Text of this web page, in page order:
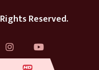
Reserved.